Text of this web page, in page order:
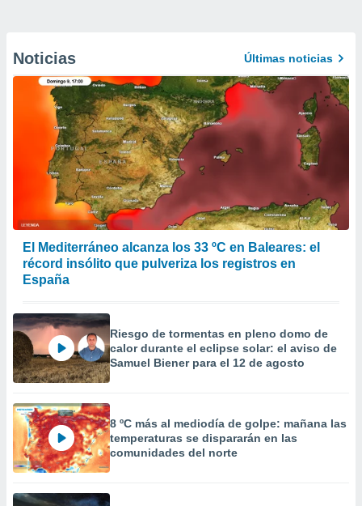
Noticias Últimas noticias
El Mediterráneo alcanza los 33 ºC en Baleares: el
récord insólito que pulveriza los registros en
España
Riesgo de tormentas en pleno domo de
calor durante el eclipse solar: el aviso de
Samuel Biener para el 12 de agosto
8 ºC más al mediodía de golpe: mañana las
temperaturas se dispararán en las
comunidades del norte